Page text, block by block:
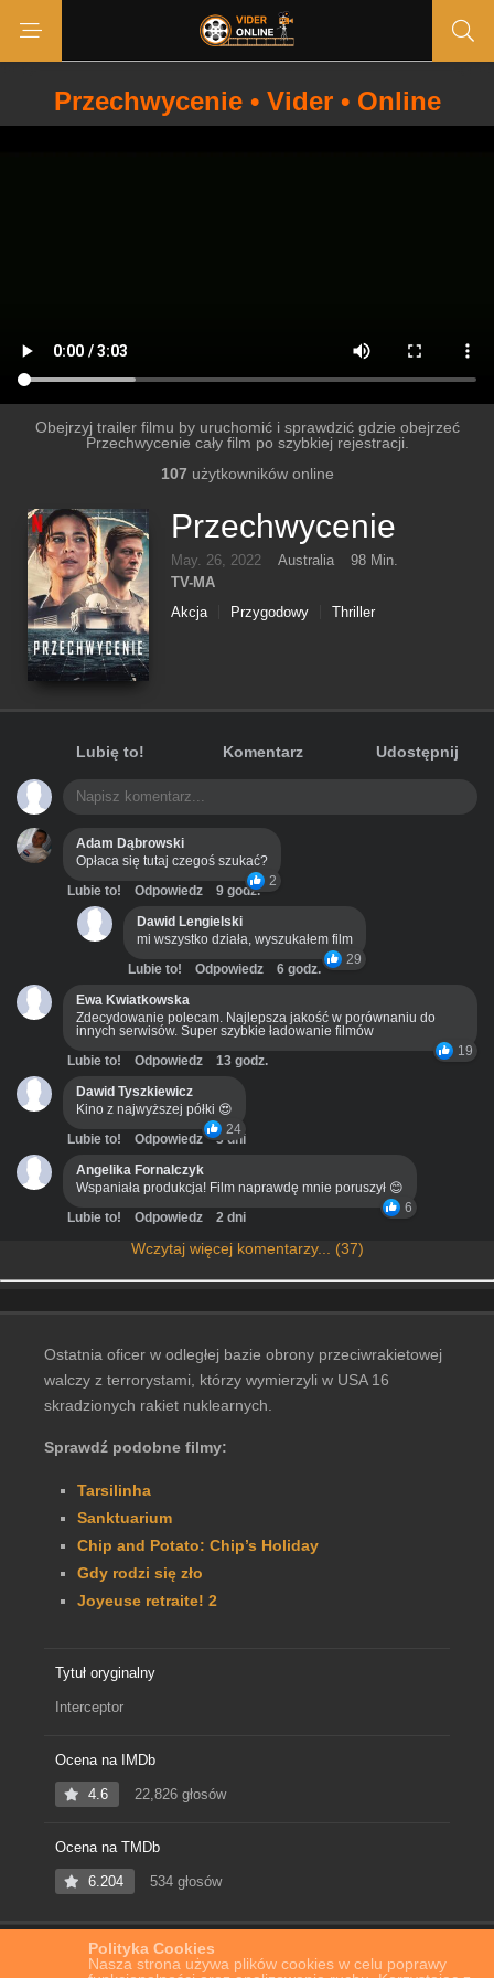
Polityka Cookies
Nasza strona używa plików cookies w celu poprawy
Przechwycenie • Vider • Online
Obejrzyj trailer filmu by uruchomić i sprawdzić gdzie obejrzeć
Przechwycenie cały film po szybkiej rejestracji.
107 użytkowników online
Przechwycenie
May. 26, 2022 Australia
98 Min.
TV-MA
Akcja
Przygodowy Thriller
Lubię to! Komentarz Udostępnij
Adam Dąbrowski
Opłaca się tutaj czegoś szukać?
2
Lubie to! Odpowiedz
9 godz.
Dawid Lengielski
mi wszystko działa, wyszukałem film
29
Lubie to! Odpowiedz
6 godz.
Ewa Kwiatkowska
Zdecydowanie polecam. Najlepsza jakość w porównaniu do
innych serwisów. Super szybkie ładowanie filmów
19
Lubie to! Odpowiedz
13 godz.
Dawid Tyszkiewicz
Kino z najwyższej półki 😍
24
Lubie to! Odpowiedz
3 dni
Angelika Fornalczyk
Wspaniała produkcja! Film naprawdę mnie poruszył 😊
6
Lubie to! Odpowiedz 2 dni
Wczytaj więcej komentarzy... (37)
Ostatnia oficer w odległej bazie obrony przeciwrakietowej
walczy z terrorystami, którzy wymierzyli w USA 16
skradzionych rakiet nuklearnych.
Sprawdź podobne filmy:
Tarsilinha
Sanktuarium
Chip and Potato: Chip’s Holiday
Gdy rodzi się zło
Joyeuse retraite! 2
Tytuł oryginalny
Interceptor
Ocena na IMDb
4.6 22,826 głosów
Ocena na TMDb
6.204 534 głosów
Film Online Przechwycenie